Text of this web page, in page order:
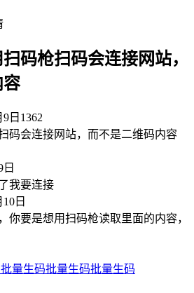
码枪扫码会连接网站，
容
日 1362
码会连接网站，而不是二维码内容
我要连接
日
你要是想用扫码枪读取里面的内容，
批量生码批量生码批量生码